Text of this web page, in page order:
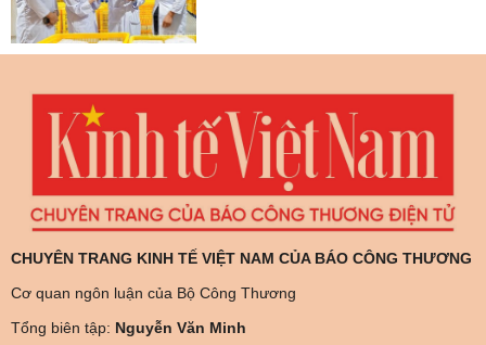
CHUYÊN TRANG KINH TẾ VIỆT NAM CỦA BÁO CÔNG THƯƠNG
Cơ quan ngôn luận của Bộ Công Thương
Tổng biên tập: Nguyễn Văn Minh